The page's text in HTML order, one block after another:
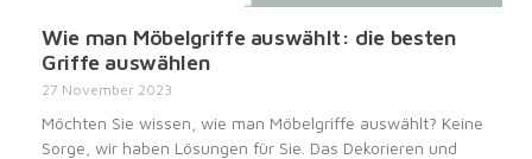
Wie man Möbelgriffe auswählt: die besten
Griffe auswählen
27 November 2023
Möchten Sie wissen, wie man Möbelgriffe auswählt? Keine
Sorge, wir haben Lösungen für Sie. Das Dekorieren und